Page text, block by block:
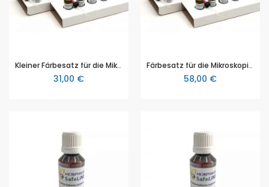
Kleiner Färbesatz für die Mikroskopie, mit 5 Pipettenflaschen a 25ml
31,00 €
Färbesatz für die Mikroskopie, mit 10 Pipettenflaschen à 25ml
58,00 €